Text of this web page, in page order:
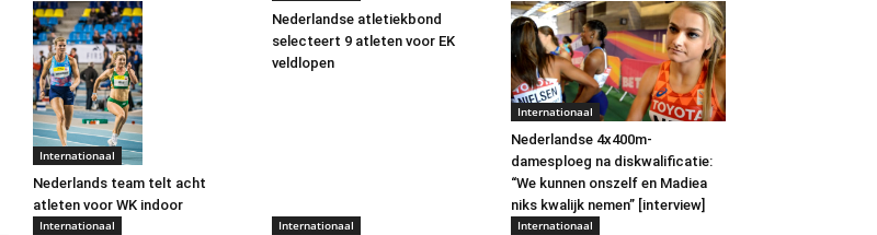
Internationaal
Nederlands team telt acht
atleten voor WK indoor
Nederlandse atletiekbond
selecteert 9 atleten voor EK
veldlopen
Internationaal
Nederlandse 4x400m-
damesploeg na diskwalificatie:
“We kunnen onszelf en Madiea
niks kwalijk nemen” [interview]
Internationaal Internationaal Internationaal